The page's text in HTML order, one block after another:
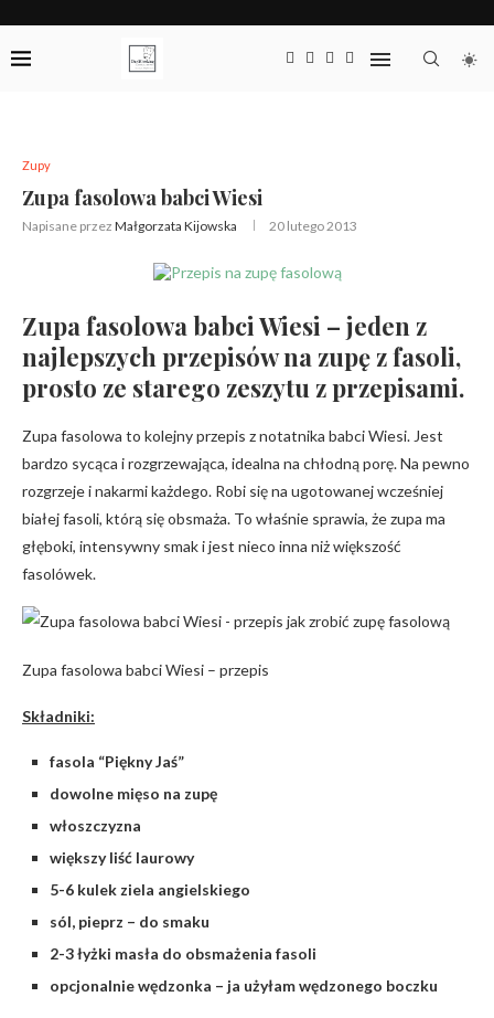
Zupy
Zupa fasolowa babci Wiesi
Napisane przez Małgorzata Kijowska 20 lutego 2013
Zupa fasolowa babci Wiesi – jeden z
najlepszych przepisów na zupę z fasoli,
prosto ze starego zeszytu z przepisami.
Zupa fasolowa to kolejny przepis z notatnika babci Wiesi. Jest
bardzo sycąca i rozgrzewająca, idealna na chłodną porę. Na pewno
rozgrzeje i nakarmi każdego. Robi się na ugotowanej wcześniej
białej fasoli, którą się obsmaża. To właśnie sprawia, że zupa ma
głęboki, intensywny smak i jest nieco inna niż większość
fasolówek.
Zupa fasolowa babci Wiesi – przepis
Składniki:
fasola “Piękny Jaś”
dowolne mięso na zupę
włoszczyzna
większy liść laurowy
5-6 kulek ziela angielskiego
sól, pieprz – do smaku
2-3 łyżki masła do obsmażenia fasoli
opcjonalnie wędzonka – ja użyłam wędzonego boczku